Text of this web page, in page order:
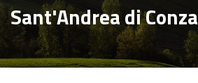
Sant'Andrea di Conza